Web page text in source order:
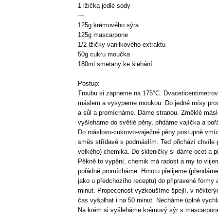
1 lžička jedlé sody
---
125g krémového sýra
125g mascarpone
1/2 lžičky vanilkového extraktu
50g cukru moučka
180ml smetany ke šlehání
Postup:
Troubu si zapneme na 175°C.
máslem a vysypeme moukou. Do jedné mísy
a sůl a promícháme. Dáme stranou. Změklé
vyšleháme do světlé pěny, přidáme vajíčka a
Do máslovo-cukrovo-vaječné pěny postupně
směs střídavě s podmáslím. Teď přichází chvíle
velkého) chemika. Do skleničky si dáme ocet a
Pěkně to vypění, chemik má radost a my to
pořádně promícháme. Hmotu přelijeme
jako u předchozího receptu) do připravené formy
minut. Propecenost vyzkoušíme špejlí, v
čas vyšplhat i na 50 minut. Necháme úplně
Na krém si vyšleháme krémový sýr s